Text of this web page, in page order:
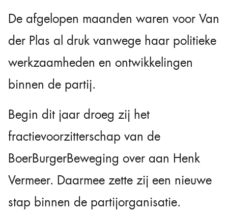
De afgelopen maanden waren voor Van
der Plas al druk vanwege haar politieke
werkzaamheden en ontwikkelingen
binnen de partij.
Begin dit jaar droeg zij het
fractievoorzitterschap van de
BoerBurgerBeweging over aan Henk
Vermeer. Daarmee zette zij een nieuwe
stap binnen de partijorganisatie.